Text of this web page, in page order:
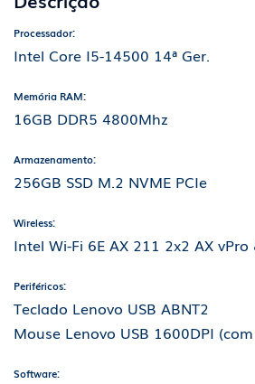
Processador:
Intel Core I5-14500 14ª Ger.
Memória RAM:
16GB DDR5 4800Mhz
Armazenamento:
256GB SSD M.2 NVME PCIe
Wireless:
Intel Wi-Fi 6E AX 211 2x2 AX
Periféricos:
Teclado Lenovo USB ABNT2
Mouse Lenovo USB 1600DPI
Software: